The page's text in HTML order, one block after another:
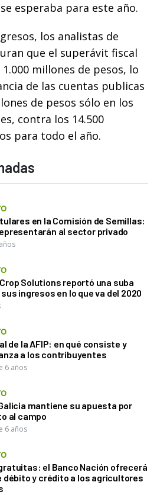
esperaba para este año.
los analistas de
que el superávit fiscal
millones de pesos, lo
de las cuentas publicas
de pesos sólo en los
contra los 14.500
para todo el año.
en la Comisión de Semillas:
al sector privado
Solutions reportó una suba
sus ingresos en lo que va del 2020
de la AFIP: en qué consiste y
a los contribuyentes
6 años
mantiene su apuesta por
al campo
6 años
el Banco Nación ofrecerá
débito y crédito a los agricultores